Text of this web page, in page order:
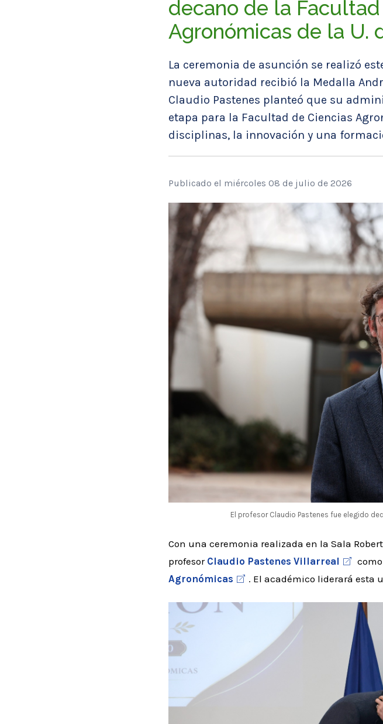
decano de la
Agronómicas de la U.
La ceremonia de asunción se realizó
nueva autoridad recibió la Medalla
Claudio Pastenes planteó que su
etapa para la Facultad de Ciencias
disciplinas, la innovación y una
Publicado el miércoles 08 de julio de 2026
El profesor Claudio Pastenes fue elegido
Con una ceremonia realizada en la Sala
profesor Claudio Pastenes Villarreal
Agronómicas
. El académico liderará esta